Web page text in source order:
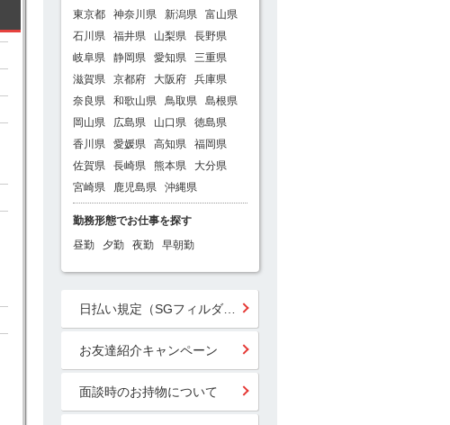
東京都
神奈川県 新潟県
富山県
石川県
福井県 山梨県
長野県
岐阜県
静岡県 愛知県
三重県
滋賀県
京都府 大阪府
兵庫県
奈良県
和歌山県 鳥取県
島根県
岡山県
広島県 山口県
徳島県
香川県
愛媛県 高知県
福岡県
佐賀県
長崎県 熊本県
大分県
宮崎県
鹿児島県 沖縄県
勤務形態でお仕事を探す
昼勤
夕勤 夜勤 早朝勤
お友達紹介キャンペーン
面談時のお持物について